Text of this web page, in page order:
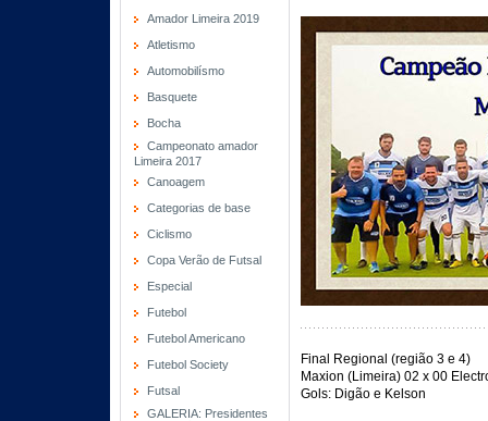
Amador Limeira 2019
Atletismo
Automobilísmo
Basquete
Bocha
Campeonato amador
Limeira 2017
Canoagem
Categorias de base
Ciclismo
Copa Verão de Futsal
Especial
Futebol
Futebol Americano
Futebol Society
Futsal
GALERIA: Presidentes
Final Regional (região 3 e 4)
Maxion (Limeira) 02 x 00
Gols: Digão e Kelson